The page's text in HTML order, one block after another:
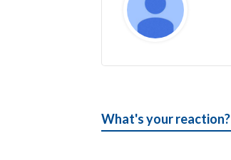
What's your reaction?